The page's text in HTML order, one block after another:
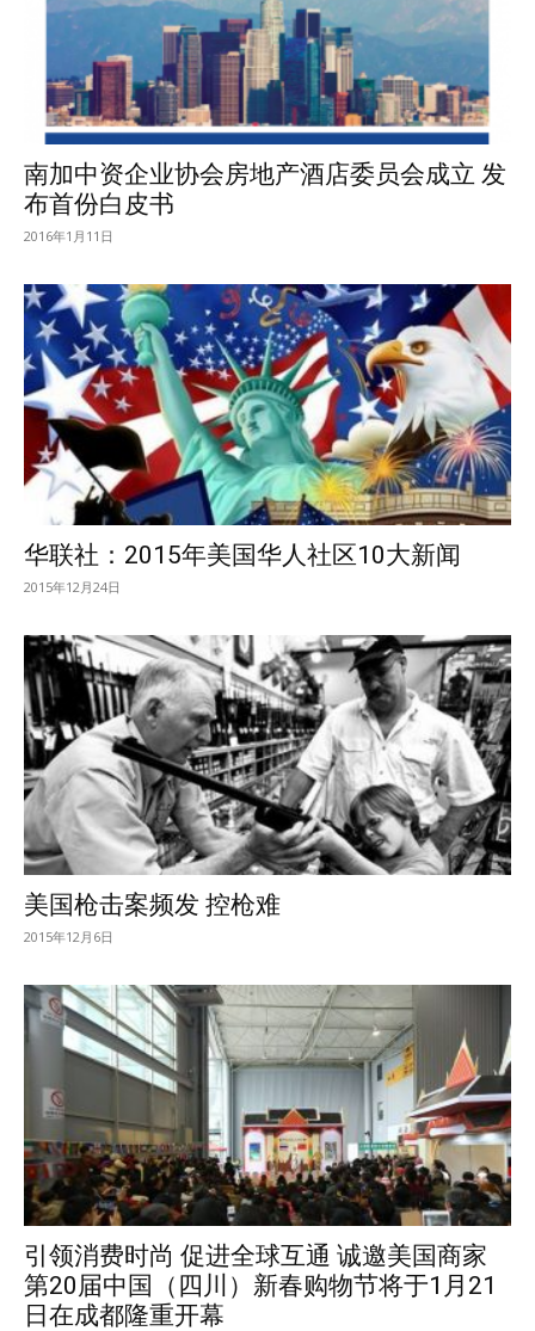
南加中资企业协会房地产酒店委员会成立 发
布首份白皮书
2016年1月11日
华联社：2015年美国华人社区10大新闻
2015年12月24日
美国枪击案频发 控枪难
2015年12月6日
引领消费时尚 促进全球互通 诚邀美国商家
第20届中国（四川）新春购物节将于1月21
日在成都隆重开幕